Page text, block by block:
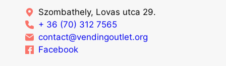
Szombathely, Lovas utca 29.
+ 36 (70) 312 7565
contact@vendingoutlet.org
Facebook